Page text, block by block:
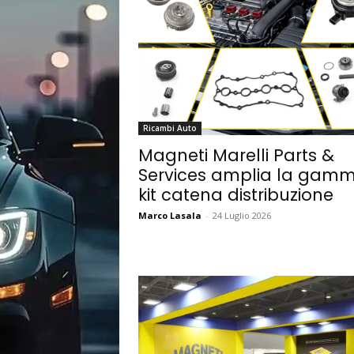
Ricambi Auto
Magneti Marelli Parts &
Services amplia la
kit catena distribuzione
Marco Lasala - 24 Luglio 2026